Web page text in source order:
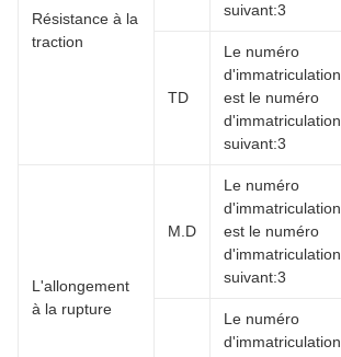
Résistance à la
traction
suivant:3
TD
Le numéro
d'immatriculation
est le numéro
d'immatriculation
suivant:3
L'allongement
à la rupture
M.D
Le numéro
d'immatriculation
est le numéro
d'immatriculation
suivant:3
Le numéro
d'immatriculation